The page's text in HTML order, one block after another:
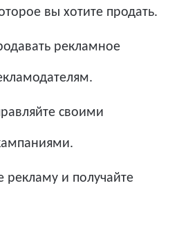
вы хотите продать.
рекламное
своими
рекламу и получайте